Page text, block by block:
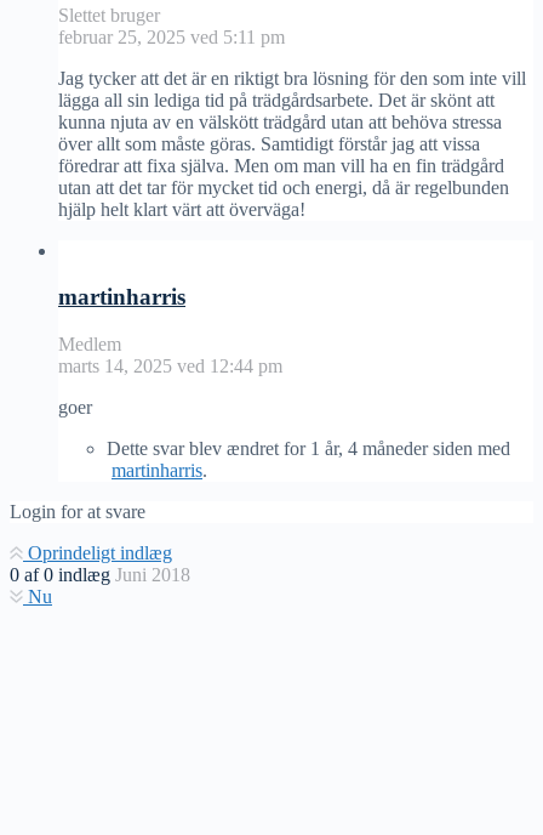
Slettet bruger
februar 25, 2025 ved 5:11 pm
Jag tycker att det är en riktigt bra lösning för den som inte vill
lägga all sin lediga tid på trädgårdsarbete. Det är skönt att
kunna njuta av en välskött trädgård utan att behöva stressa
över allt som måste göras. Samtidigt förstår jag att vissa
föredrar att fixa själva. Men om man vill ha en fin trädgård
utan att det tar för mycket tid och energi, då är regelbunden
hjälp helt klart värt att överväga!
martinharris
Medlem
marts 14, 2025 ved 12:44 pm
goer
Dette svar blev ændret for 1 år, 4 måneder siden med
martinharris.
Login for at svare
Oprindeligt indlæg
0 af0 indlæg Juni 2018
Nu